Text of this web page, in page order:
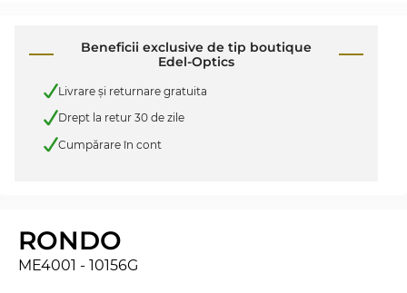
Beneficii exclusive de tip boutique
Edel-Optics
Livrare şi returnare gratuita
Drept la retur 30 de zile
Cumpărare în cont
RONDO
ME4001 - 10156G